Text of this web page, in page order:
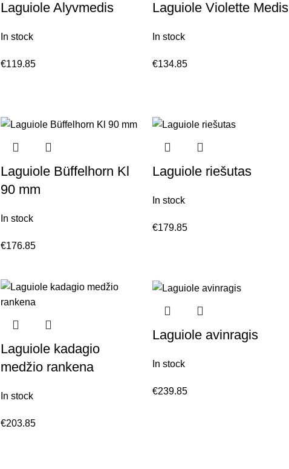
Laguiole Alyvmedis
In stock
€119.85
Laguiole Violette Medis
In stock
€134.85
Laguiole Büffelhorn Kl
90 mm
In stock
€176.85
Laguiole riešutas
In stock
€179.85
Laguiole kadagio
medžio rankena
In stock
€203.85
Laguiole avinragis
In stock
€239.85